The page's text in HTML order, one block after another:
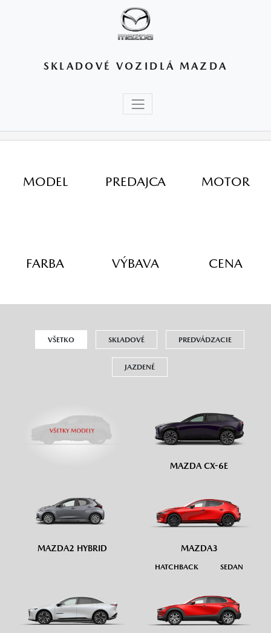
SKLADOVÉ VOZIDLÁ MAZDA
MODEL PREDAJCA MOTOR
FARBA VÝBAVA CENA
VŠETKO SKLADOVÉ PREDVÁDZACIE
JAZDENÉ
MAZDA CX-6E
MAZDA2 HYBRID MAZDA3
HATCHBACK SEDAN